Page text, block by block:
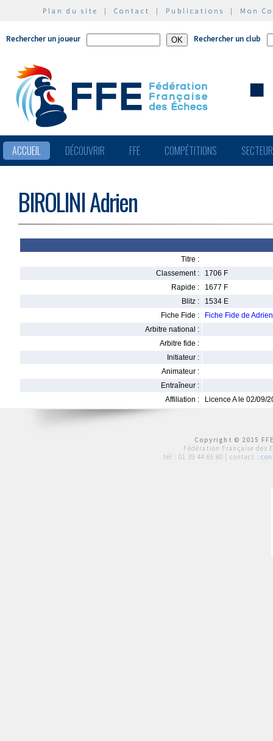
Plan du site | Contact | Publications | Mon
Rechercher un joueur Rechercher un club
ACCUEIL DÉCOUVRIR FFE COMPÉTITIONS
BIROLINI Adrien
Titre :
Classement :
1706 F
Rapide :
1677 F
Blitz :
1534 E
Fiche Fide :
Fiche Fide de
Arbitre national :
Arbitre fide :
Initiateur :
Animateur :
Entraîneur :
Affiliation :
Licence A le 02/09/
Copyright © 2015
Fédération Française des
tél : 01 39 44 65 80 | contact :